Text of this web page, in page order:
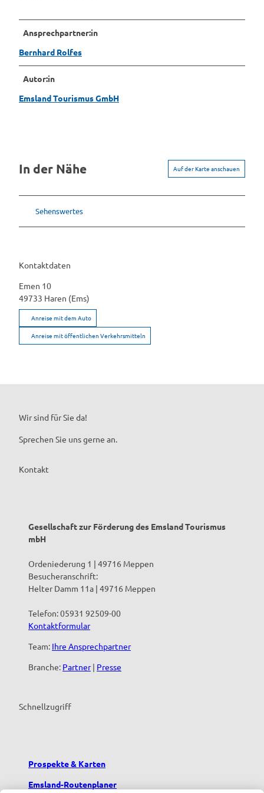
Ansprechpartner:in
Bernhard Rolfes
Autor:in
Emsland Tourismus GmbH
In der Nähe Auf der Karte anschauen
Sehenswertes
Kontaktdaten
Emen 10
49733 Haren (Ems)
Anreise mit dem Auto
Anreise mit öffentlichen Verkehrsmitteln
Wir sind für Sie da!
Sprechen Sie uns gerne an.
Kontakt
Gesellschaft zur Förderung des Emsland Tourismus
mbH
Ordeniederung 1 | 49716 Meppen
Besucheranschrift:
Helter Damm 11a | 49716 Meppen
Telefon: 05931 92509-00
Kontaktformular
Team: Ihre Ansprechpartner
Branche: Partner| Presse
Schnellzugriff
Prospekte & Karten
Emsland-Routenplaner